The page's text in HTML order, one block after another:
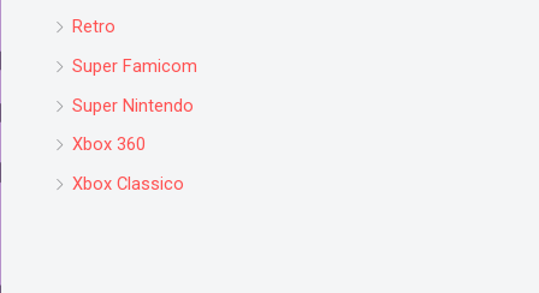
Retro
Super Famicom
Super Nintendo
Xbox 360
Xbox Classico